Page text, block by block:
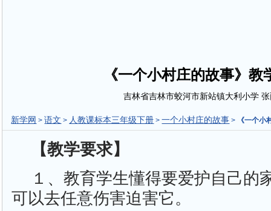
《一个小村庄的故事》教
吉林省吉林市蛟河市新站镇大利小学
新学网 >语文 > 人教课标本三年级下册 >一个小村庄的故事 > 《一个小
【教学要求】
１、教育学生懂得要爱护自己的
可以去任意伤害迫害它。